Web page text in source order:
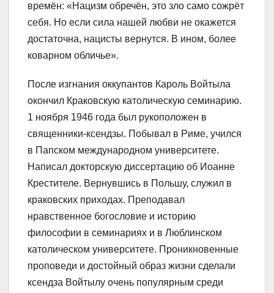
времён: «Нацизм обречён, это зло само сожрёт
себя. Но если сила нашей любви не окажется
достаточна, нацисты вернутся. В ином, более
коварном обличье».
После изгнания оккупантов Кароль Войтыла
окончил Краковскую католическую семинарию.
1 ноября 1946 года был рукоположен в
священники-ксендзы. Побывал в Риме, учился
в Папском международном университете.
Написал докторскую диссертацию об Иоанне
Крестителе. Вернувшись в Польшу, служил в
краковских приходах. Преподавал
нравственное богословие и историю
философии в семинариях и в Люблинском
католическом университете. Проникновенные
проповеди и достойный образ жизни сделали
ксендза Войтылу очень популярным среди